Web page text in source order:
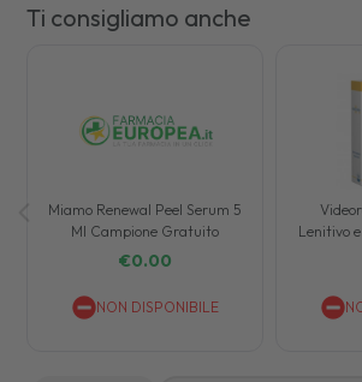
Ti consigliamo anche
Miamo Renewal Peel Serum 5
Ml Campione Gratuito
€0.00
NON DISPONIBILE
Lenitivo e